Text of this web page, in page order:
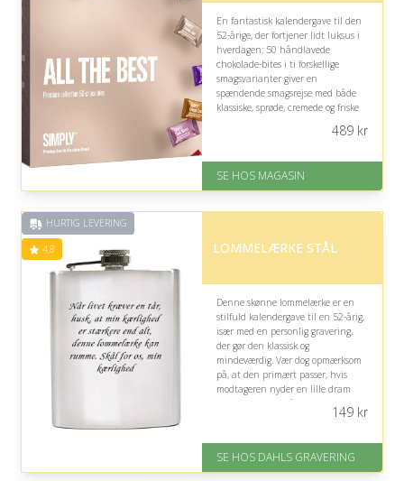
En fantastisk kalendergave til den
52-årige, der fortjener lidt luksus i
hverdagen: 50 håndlavede
chokolade-bites i ti forskellige
smagsvarianter giver en
spændende smagsrejse med både
klassiske, sprøde, cremede og friske
gør hver decemberdag ekstra
På lager
Levering: 1-3 dage
God Trustpilot rating på 4.1 ud
489kr
SE HOS MAGASIN
HURTIG LEVERING
4.8 LOMMELÆRKE STÅL
Denne skønne lommelærke er en
stilfuld kalendergave til en 52-årig,
især med en personlig gravering,
der gør den klassisk og
mindeværdig. Vær dog opmærksom
på, at den primært passer, hvis
modtageren nyder en lille dram
eller sætter pris på personlige
På lager
Levering: 2-3 dage
149kr
SE HOS DAHLS GRAVERING